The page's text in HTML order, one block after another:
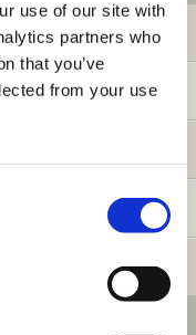
use of our site with
partners who
that you’ve
from your use